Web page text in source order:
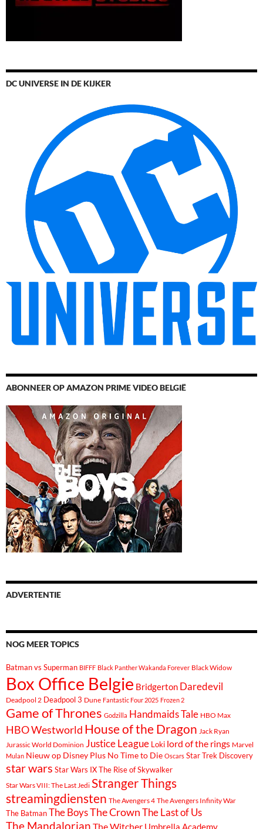
DC UNIVERSE IN DE KIJKER
ABONNEER OP AMAZON PRIME VIDEO BELGIË
ADVERTENTIE
NOG MEER TOPICS
Batman vs Superman BIFFF Black Panther Wakanda Forever Black Widow
Box Office Belgie Bridgerton Daredevil
Deadpool 2 Deadpool 3 Dune Fantastic Four 2025 Frozen 2
Game of Thrones Godzilla Handmaids Tale HBO Max
HBO Westworld House of the Dragon Jack Ryan
Jurassic World Dominion Justice League Loki lord of the rings Marvel
Mulan Nieuw op Disney Plus No Time to Die Oscars Star Trek Discovery
star wars Star Wars IX The Rise of Skywalker
Star Wars VIII: The Last Jedi Stranger Things
streamingdiensten The Avengers 4 The Avengers Infinity War
The BatmanThe BoysThe CrownThe Last of Us
The Mandalorian The Witcher Umbrella Academy